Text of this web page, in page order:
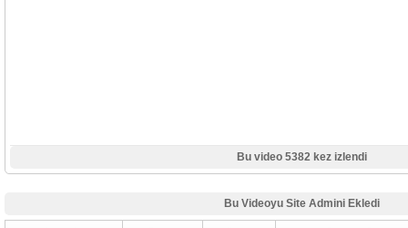
Bu video 5382 kez izlendi
Bu Videoyu Site Admini Ekledi